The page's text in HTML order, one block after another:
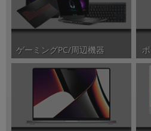
ゲーミングPC/周辺機器